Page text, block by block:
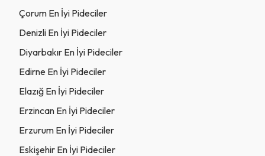
Çorum En İyi Pideciler
Denizli En İyi Pideciler
Diyarbakır En İyi Pideciler
Edirne En İyi Pideciler
Elazığ En İyi Pideciler
Erzincan En İyi Pideciler
Erzurum En İyi Pideciler
Eskişehir En İyi Pideciler